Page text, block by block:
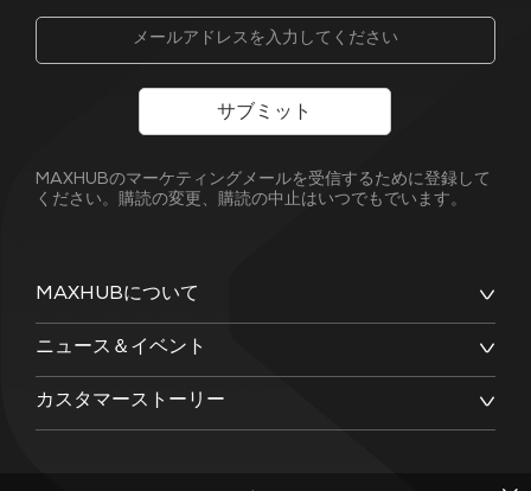
MAXHUBについて
ニュース＆イベント
カスタマーストーリー
サブミット
MAXHUBのマーケティングメールを受信するために登録して
ください。購読の変更、購読の中止はいつでもでいます。